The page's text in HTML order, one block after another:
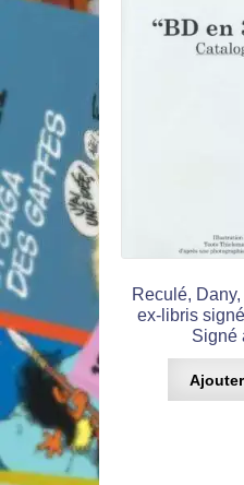
Reculé,
ex-libris
Signé